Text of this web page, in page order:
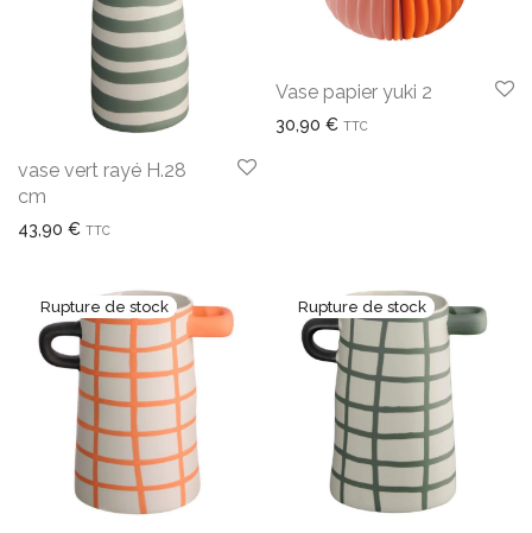
vase vert rayé H.28
cm
43,90 € TTC
Vase papier yuki 2
30,90 € TTC